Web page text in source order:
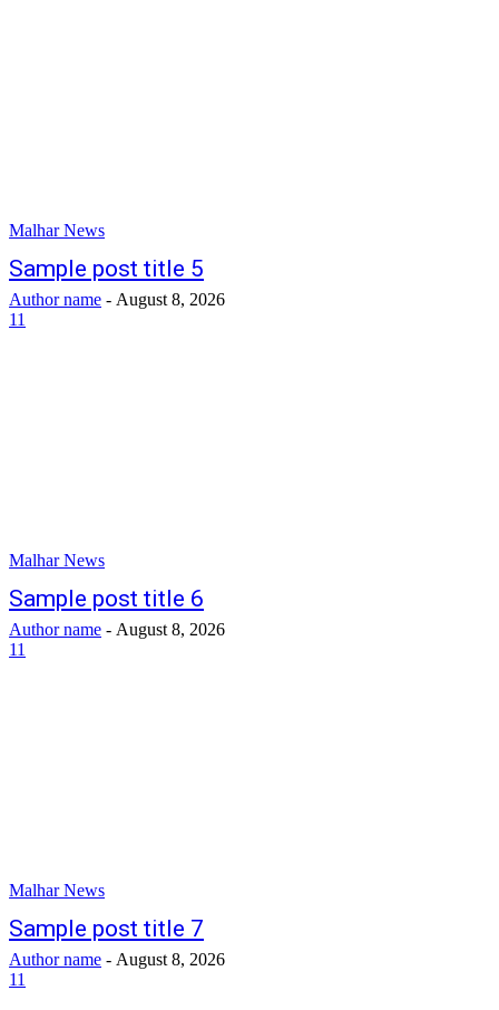
Malhar News
Sample post title 5
Author name - August 8, 2026
11
Malhar News
Sample post title 6
Author name - August 8, 2026
11
Malhar News
Sample post title 7
Author name - August 8, 2026
11